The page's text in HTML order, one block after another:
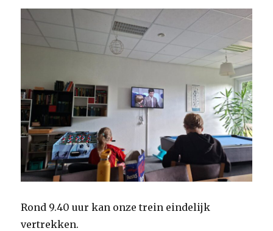
Rond 9.40 uur kan onze trein eindelijk
vertrekken.